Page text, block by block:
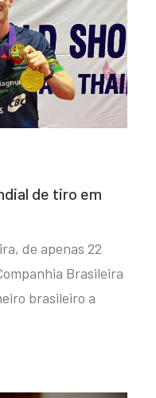
de tiro em
de apenas 22
Brasileira
brasileiro a